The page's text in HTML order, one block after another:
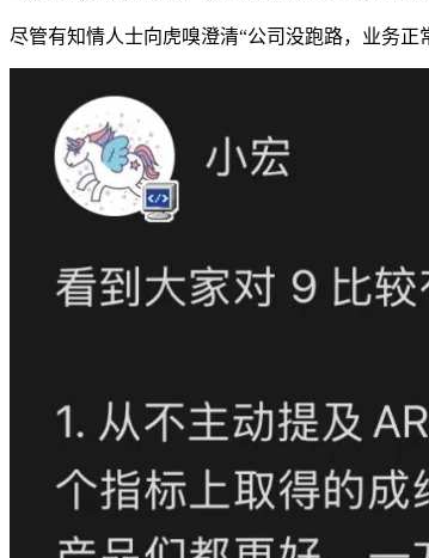
尽管有知情人士向虎嗅澄清“公司没跑路，业务正